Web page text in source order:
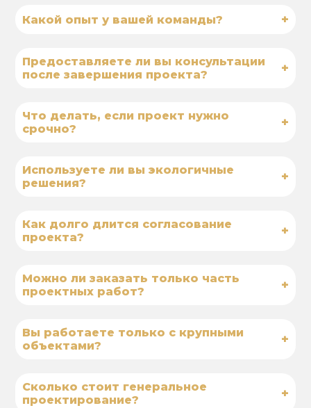
Какой опыт у вашей команды? +
Предоставляете ли вы консультации
после завершения проекта?
+
Что делать, если проект нужно
срочно?
+
Используете ли вы экологичные
решения?
+
Как долго длится согласование
проекта?
+
Можно ли заказать только часть
проектных работ?
+
Вы работаете только с крупными
объектами?
+
Сколько стоит генеральное
проектирование?
+